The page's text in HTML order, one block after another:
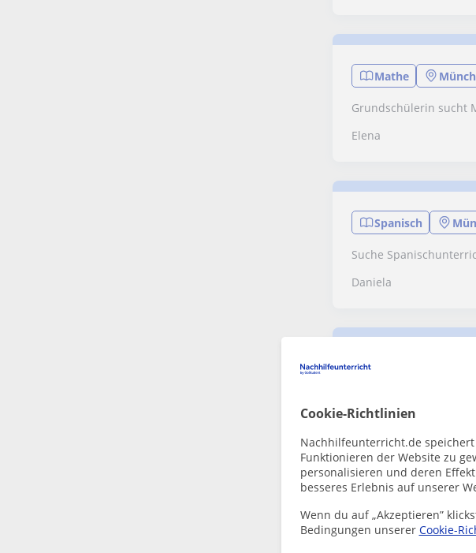
Cookie-Richtlinien
Nachhilfeunterricht.de speichert
Funktionieren der Website zu
personalisieren und deren
besseres Erlebnis auf unserer
Wenn du auf „Akzeptieren”
Bedingungen unserer Cookie-
Mathe
Elena
Grundschülerin sucht
Spanisch
Daniela
Suche
Stephan
Suche flexiblen
Wochenende sein
Mathe